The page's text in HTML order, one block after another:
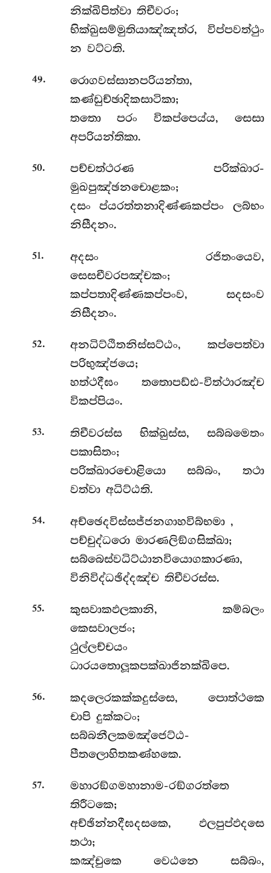
නික්ඛිපිත්වා තිචීවරං;
භික්ඛුසම්මුතියාඤ්ඤත්ර, විප්පවත්ථුං
න වට්ටති.
49.
රොගවස්සානපරියන්තා,
කණ්ඩුච්ඡාදිකසාටිකා;
තතො පරං විකප්පෙය්ය, සෙසා
අපරියන්තිකා.
50. පච්චත්ථරණ පරික්ඛාර-
මුඛපුඤ්ඡනචොළකං;
දසං ප්යරත්තනාදිණ්ණකප්පං ලබ්භං
නිසීදනං.
51.
අදසං රජිතංයෙව,
සෙසචීවරපඤ්චකං;
කප්පතාදිණ්ණකප්පංව, සදසංව
නිසීදනං.
52.
අනධිට්ඨිතනිස්සට්ඨං, කප්පෙත්වා
පරිභුඤ්ජයෙ;
හත්ථදීඝං තතොපඩ්ඪ-විත්ථාරඤ්ච
විකප්පියං.
53.
තිචීවරස්ස භික්ඛුස්ස, සබ්බමෙතං
පකාසිතං;
පරික්ඛාරචොළියො සබ්බං, තථා
වත්වා අධිට්ඨති.
54. අච්ඡෙදවිස්සජ්ජනගාහවිබ්භමා ,
පච්චුද්ධරො මාරණලිඞ්ගසික්ඛා;
සබ්බෙස්වධිට්ඨානවියොගකාරණා,
විනිවිද්ධඡිද්දඤ්ච තිචීවරස්ස.
55.
කුසවාකඵලකානි, කම්බලං
කෙසවාලජං;
ථුල්ලච්චයං
ධාරයතොලූකපක්ඛාජිනක්ඛිපෙ.
56.
කදලෙරකක්කදුස්සෙ, පොත්ථකෙ
චාපි දුක්කටං;
සබ්බනීලකමඤ්ජෙට්ඨ-
පීතලොහිතකණ්හකෙ.
57.
මහාරඞ්ගමහානාම-රඞ්ගරත්තෙ
තිරීටකෙ;
අච්ඡින්නදීඝදසකෙ, ඵලපුප්ඵදසෙ
තථා;
කඤ්චුකෙ වෙඨනෙ සබ්බං,